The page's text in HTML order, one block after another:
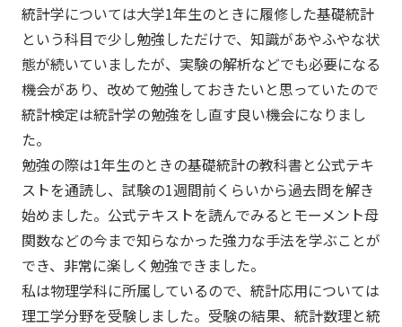
統計学については大学1年生のときに履修した基礎統計
という科目で少し勉強しただけで、知識があやふやな状
態が続いていましたが、実験の解析などでも必要になる
機会があり、改めて勉強しておきたいと思っていたので
統計検定は統計学の勉強をし直す良い機会になりまし
た。
勉強の際は1年生のときの基礎統計の教科書と公式テキ
ストを通読し、試験の1週間前くらいから過去問を解き
始めました。公式テキストを読んでみるとモーメント母
関数などの今まで知らなかった強力な手法を学ぶことが
でき、非常に楽しく勉強できました。
私は物理学科に所属しているので、統計応用については
理工学分野を受験しました。受験の結果、統計数理と統